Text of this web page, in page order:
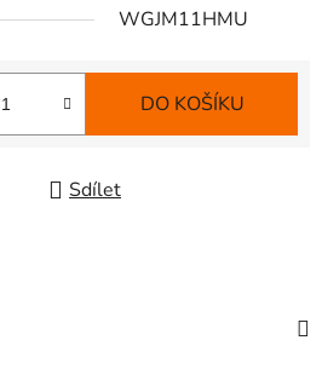
WGJM11HMU
DO KOŠÍKU
Sdílet